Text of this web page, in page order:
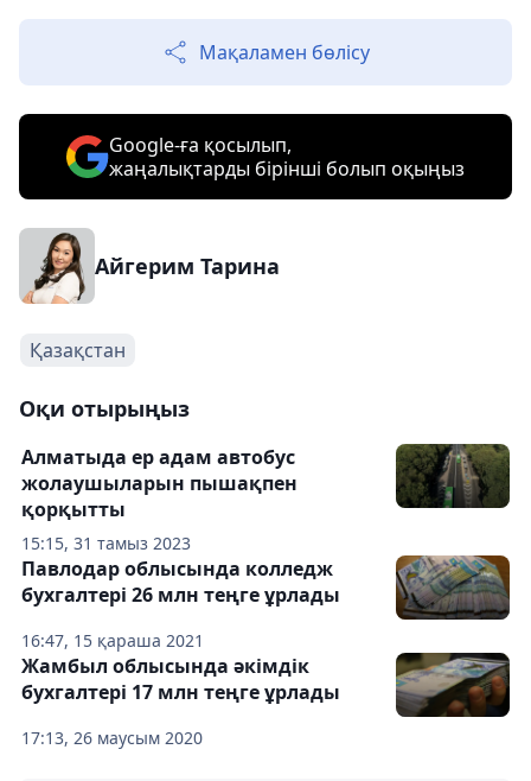
Мақаламен бөлісу
Google-ға қосылып,
жаңалықтарды бірінші болып оқыңыз
Айгерим Тарина
Қазақстан
Оқи отырыңыз
15:15, 31 тамыз 2023
Алматыда ер адам автобус
жолаушыларын пышақпен
қорқытты
16:47, 15 қараша 2021
Павлодар облысында колледж
бухгалтері 26 млн теңге ұрлады
17:13, 26 маусым 2020
Жамбыл облысында әкімдік
бухгалтері 17 млн теңге ұрлады